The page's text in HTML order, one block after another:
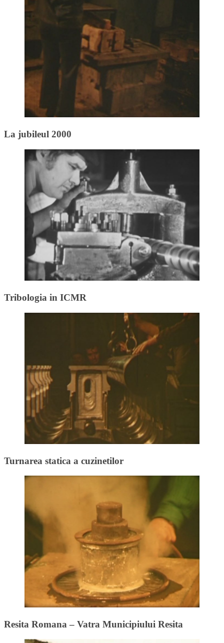
La jubileul 2000
Tribologia in ICMR
Turnarea statica a cuzinetilor
Resita Romana – Vatra Municipiului Resita